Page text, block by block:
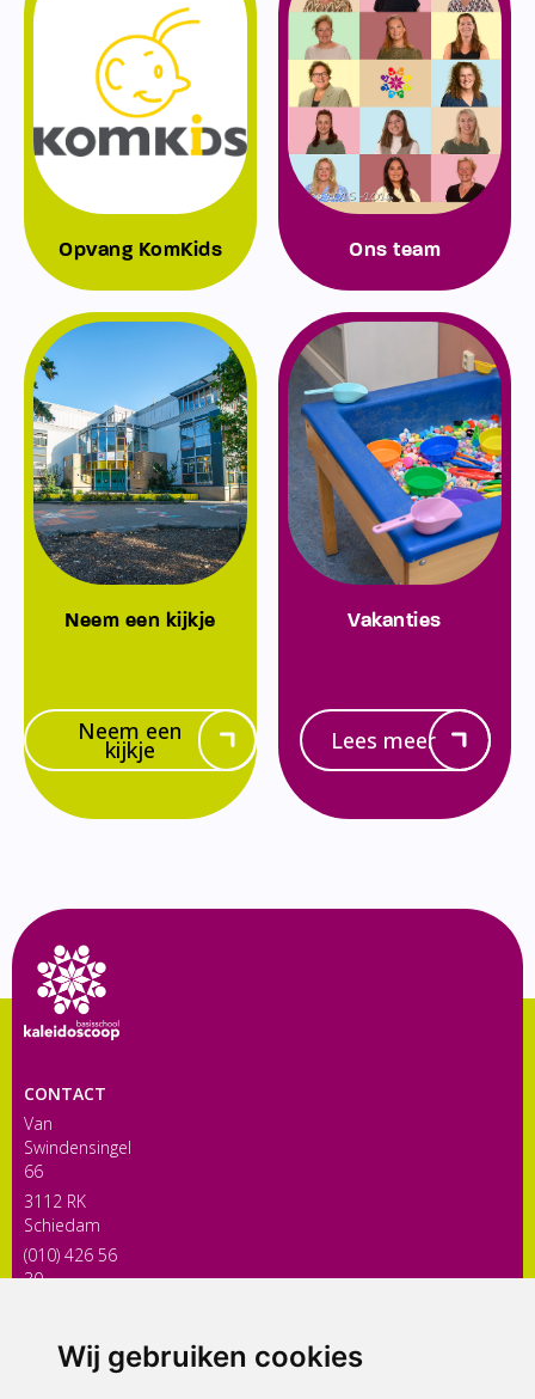
Wij gebruiken cookies
Opvang KomKids Ons team
Neem een kijkje
Neem een
kijkje
Vakanties
Lees meer
CONTACT
Van
Swindensingel
66
3112 RK
Schiedam
(010) 426 56
30
ONDERDEEL VAN